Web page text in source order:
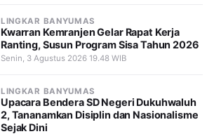
LINGKAR BANYUMAS
Kwarran Kemranjen Gelar Rapat Kerja
Ranting, Susun Program Sisa Tahun 2026
Senin, 3 Agustus 2026 19.48 WIB
LINGKAR BANYUMAS
Upacara Bendera SD Negeri Dukuhwaluh
2, Tananamkan Disiplin dan Nasionalisme
Sejak Dini